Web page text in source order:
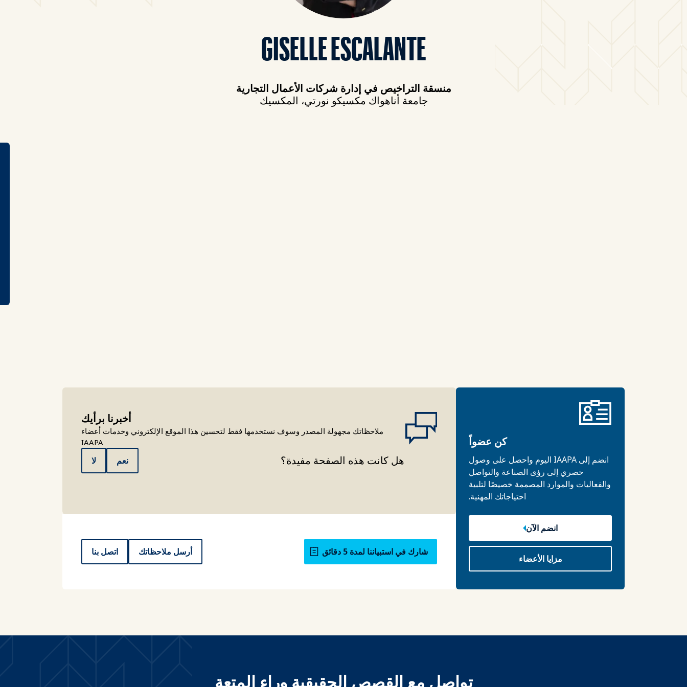
GISELLE ESCALANTE
منسقة التراخيص في إدارة شركات الأعمال التجارية
جامعة أناهواك مكسيكو نورتي، المكسيك
كن عضواً
انضم إلى IAAPA اليوم واحصل على وصول
حصري إلى رؤى الصناعة والتواصل
والفعاليات والموارد المصممة خصيصًا لتلبية
احتياجاتك المهنية.
انضم الآن
مزايا الأعضاء
أخبرنا برأيك
ملاحظاتك مجهولة المصدر وسوف نستخدمها فقط لتحسين هذا الموقع الإلكتروني وخدمات أعضاء
IAAPA
هل كانت هذه الصفحة مفيدة؟ نعم لا
شارك في استبياننا لمدة 5 دقائق أرسل ملاحظاتك اتصل بنا
تواصل مع القصص الحقيقية وراء المتعة